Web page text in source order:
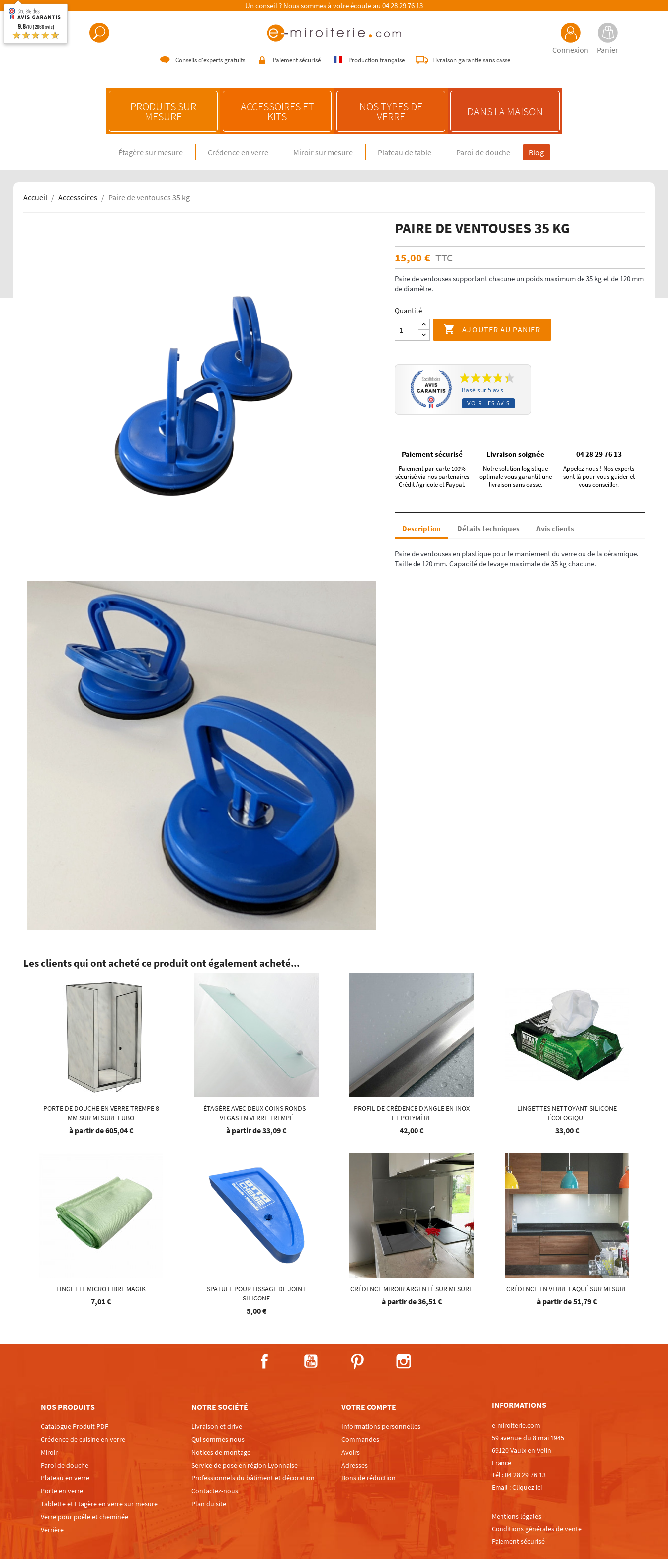
Un conseil ? Nous sommes à votre écoute au 04 28 29 76 13
Connexion Panier
Conseils d'experts gratuits Paiement sécurisé Production française Livraison garantie sans casse
PRODUITS SUR
MESURE
CRÉDENCE SUR MESURE
Crédence en verre spécial feux gaz
Crédence miroir sur mesure
Accessoires pour crédence
NOS CONSEILS
Choisir une crédence de cuisine
Entretenir une crédence de cuisine
Echantillons de verre dépoli emaillé et
Echantillons de verre emaillé et trempé
Echantillons de verres dépolis laqués
Echantillons de verres laqués
ACCESSOIRES ET
KITS
NOS TYPES DE
VERRE DANS LA MAISON
Étagère sur mesure Crédence en verre Miroir sur mesure Plateau de table Paroi de douche Blog
Accueil Accessoires Paire de ventouses 35 kg
PAIRE DE VENTOUSES 35 KG
15,00 € TTC
Paire de ventouses supportant chacune un poids maximum de 35 kg et de 120 mm
de diamètre.
Quantité
 AJOUTER AU PANIER
Basé sur 5 avis
VOIR LES AVIS
Paiement sécurisé
Paiement par carte 100%
sécurisé via nos partenaires
Crédit Agricole et Paypal.
Livraison soignée
Notre solution logistique
optimale vous garantit une
livraison sans casse.
04 28 29 76 13
Appelez nous ! Nos experts
sont là pour vous guider et
vous conseiller.
Description Détails techniques Avis clients
Paire de ventouses en plastique pour le maniement du verre ou de la céramique.
Taille de 120 mm. Capacité de levage maximale de 35 kg chacune.
Les clients qui ont acheté ce produit ont également acheté...
PORTE DE DOUCHE EN VERRE TREMPE 8
MM SUR MESURE LUBO
à partir de605,04 €
ÉTAGÈRE AVEC DEUX COINS RONDS -
VEGAS EN VERRE TREMPÉ
à partir de33,09 €
PROFIL DE CRÉDENCE D'ANGLE EN INOX
ET POLYMÈRE
42,00 €
LINGETTES NETTOYANT SILICONE
ÉCOLOGIQUE
33,00 €
LINGETTE MICRO FIBRE MAGIK
7,01 €
SPATULE POUR LISSAGE DE JOINT
SILICONE
5,00 €
CRÉDENCE MIROIR ARGENTÉ SUR MESURE
à partir de36,51 €
CRÉDENCE EN VERRE LAQUÉ SUR MESURE
à partir de51,79 €
Facebook Pinterest
NOS PRODUITS
Catalogue Produit PDF
Crédence de cuisine en verre
Miroir
Paroi de douche
Plateau en verre
Porte en verre
Tablette et Etagère en verre sur mesure
Verre pour poêle et cheminée
Verrière
NOTRE SOCIÉTÉ
Livraison et drive
Qui sommes nous
Notices de montage
Service de pose en région Lyonnaise
Professionnels du bâtiment et décoration
Contactez-nous
Plan du site
VOTRE COMPTE
Informations personnelles
Commandes
Avoirs
Adresses
Bons de réduction
INFORMATIONS
e-miroiterie.com
59 avenue du 8 mai 1945
69120 Vaulx en Velin
France
Tél :04 28 29 76 13
Email :Cliquez ici
Mentions légales
Conditions générales de vente
Paiement sécurisé
9.8/10 (2666 avis)
★★★★★